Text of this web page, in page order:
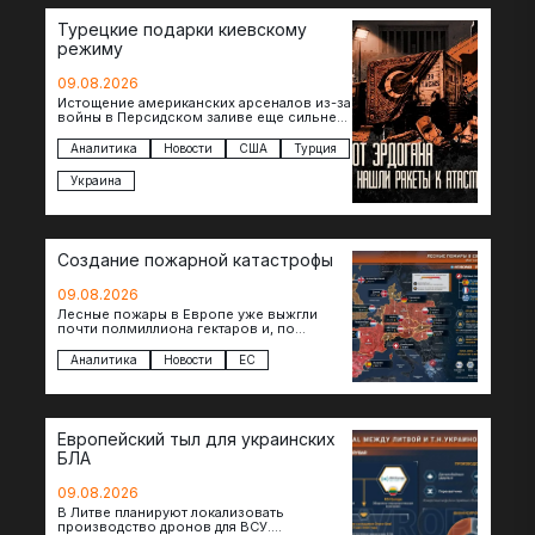
Турецкие подарки киевскому
режиму
09.08.2026
Истощение американских арсеналов из-за
войны в Персидском заливе еще сильнее
американских ракет т.н. Украине. И…
Аналитика Новости США Турция
Украина
Создание пожарной катастрофы
09.08.2026
Лесные пожары в Европе уже выжгли
почти полмиллиона гектаров и, по
экономике в €15,6–19,1 млрд. К…
Аналитика Новости ЕС
Европейский тыл для украинских
БЛА
09.08.2026
В Литве планируют локализовать
производство дронов для ВСУ.